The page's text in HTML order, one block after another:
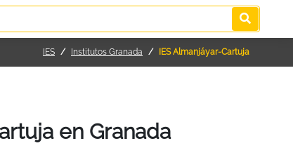
IES Institutos Granada IES Almanjáyar-Cartuja
en Granada